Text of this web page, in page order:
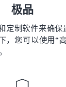
极品
定制软件来确保
，您可以使用“